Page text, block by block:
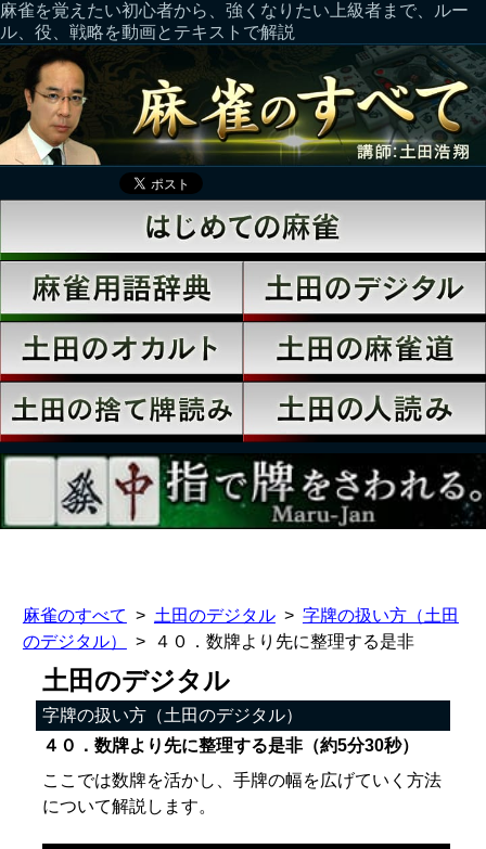
麻雀を覚えたい初心者から、強くなりたい上級者まで、ルー
ル、役、戦略を動画とテキストで解説
麻雀のすべて 土田のデジタル
字牌の扱い方（土田
のデジタル）
４０．数牌より先に整理する是非
土田のデジタル
字牌の扱い方（土田のデジタル）
４０．数牌より先に整理する是非（約5分30秒）
ここでは数牌を活かし、手牌の幅を広げていく方法
について解説します。